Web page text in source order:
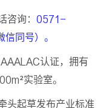
咨询：0571-
同号）。
认证，拥有
实验室。
头起草发布产业标准